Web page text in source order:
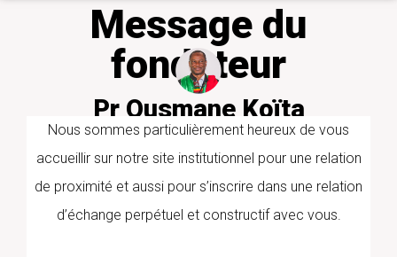
Message du
fondateur
Pr Ousmane Koïta
PharmD/PhD PARASITOLOGIE
MOLECULAIRE
Nous sommes particulièrement heureux de vous
accueillir sur notre site institutionnel pour une relation
de proximité et aussi pour s’inscrire dans une relation
d’échange perpétuel et constructif avec vous.